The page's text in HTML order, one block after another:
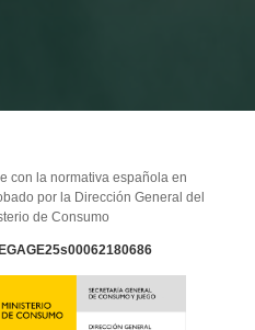
con la normativa española en
por la Dirección General del
de Consumo